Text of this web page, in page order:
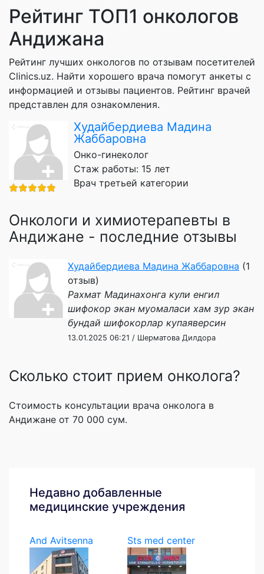
Рейтинг ТОП1 онкологов
Андижана
Рейтинг лучших онкологов по отзывам посетителей
Clinics.uz. Найти хорошего врача помогут анкеты с
информацией и отзывы пациентов. Рейтинг врачей
представлен для ознакомления.
Худайбердиева Мадина
Жаббаровна
Онко-гинеколог
Стаж работы: 15 лет
Врач третьей категории
Онкологи и химиотерапевты в
Андижане - последние отзывы
Худайбердиева Мадина Жаббаровна (1
отзыв)
Рахмат Мадинахонга кули енгил
шифокор экан муомаласи хам зур экан
бундай шифокорлар купаяверсин
13.01.2025 06:21 / Шерматова Дилдора
Сколько стоит прием онколога?
Стоимость консультации врача онколога в
Андижане от 70 000 сум.
Недавно добавленные
медицинские учреждения
And Avitsenna Sts med center